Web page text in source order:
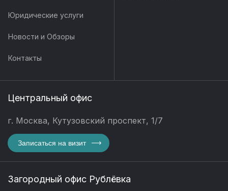
Юридические услуги
Новости и Обзоры
Контакты
Центральный офис
г. Москва, Кутузовский проспект, 1/7
Записаться на визит
Загородный офис Рублёвка